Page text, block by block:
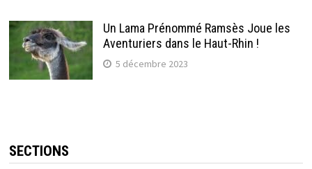
Un Lama Prénommé Ramsès Joue les
Aventuriers dans le Haut-Rhin !
5 décembre 2023
SECTIONS